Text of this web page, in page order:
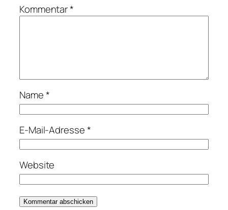
Kommentar*
Name*
E-Mail-Adresse*
Website